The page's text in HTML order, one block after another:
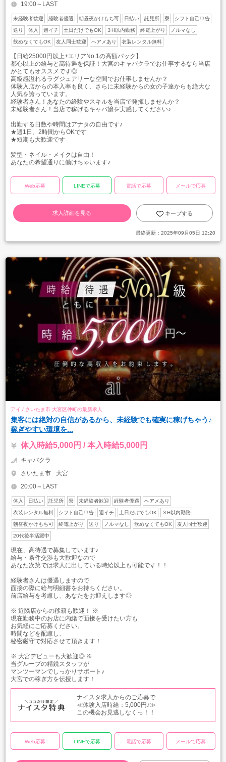
19:00～LAST
未経験者歓迎 経験者優遇 朝昼夜かけもち可 日払い 託児所 寮 シフト自己申告
送り 体入 週イチ 土日だけでもOK ３H以内勤務 終電上がり ノルマなし
飲めなくてもOK 友人同士歓迎 ヘアメあり 衣装レンタル無料
【日給25000円以上+エリアNo.1の高額バック】
都心以上の給与と高待遇を保証！大宮のキャバクラでお仕事するなら当店
がとてもオススメです◎
高級感溢れるラグジュアリーな空間でお仕事しませんか？
体験入店からの本入率も良く、さらに未経験からの女の子達からも絶大な
人気を誇っています。
経験者さん！あなたの経験やスキルを当店で発揮しませんか？
未経験者さん！当店で稼げるキャバ嬢を実感してください♪
出勤する日数や時間はアナタの自由です♪
★週1日、2時間からOKです
★短期も大歓迎です
髪型・ネイル・メイクは自由！
あなたの希望通りに働けちゃいます♪
Web応募 LINEで応募 電話で応募 メールで応募
求人詳細を見る キープする
最終更新： 2025年09月05日 12:20
アイ / さいたま市 大宮区仲町の最新求人
集客には絶対の自信があるから、未経験でも確実に稼げちゃう♪
稼ぎやすい環境を...
体入時給5,000円 / 本入時給5,000円
キャバクラ
さいたま市
大宮
20:00～LAST
体入 日払い 託児所 寮 未経験者歓迎 経験者優遇 ヘアメあり
衣装レンタル無料 シフト自己申告 週イチ 土日だけでもOK ３H以内勤務
朝昼夜かけもち可 終電上がり 送り ノルマなし 飲めなくてもOK 友人同士歓迎
20代後半活躍中
現在、高待遇で募集しています♪
給与・条件交渉も大歓迎なので
あなた次第では求人に出している時給以上も可能です！！
経験者さんは優遇しますので
面接の際に給与明細書をお持ちください。
前店給与を考慮し、あなたをお迎えします◎
※ 近隣店からの移籍も歓迎！ ※
現在勤務中のお店に内緒で面接を受けたい方も
お気軽にご応募ください。
時間などを配慮し、
秘密厳守で対応させて頂きます！
※ 大宮デビューも大歓迎◎ ※
当グループの精鋭スタッフが
マンツーマンでしっかりサポート♪
大宮での稼ぎ方を伝授します！
ナイスタ求人からのご応募で
≪体験入店時給：5,000円♪≫
この機会お見逃しなくっ！！
Web応募 LINEで応募 電話で応募 メールで応募